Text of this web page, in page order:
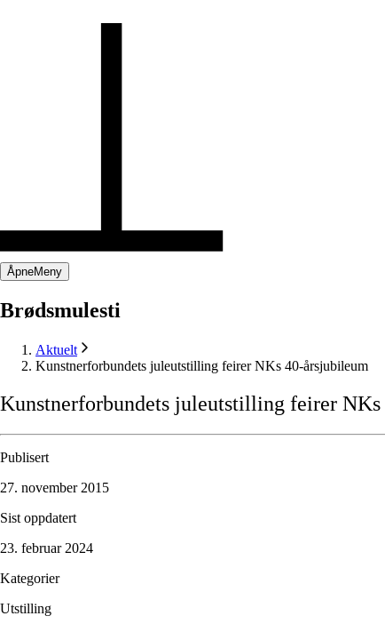
ÅpneMeny
Brødsmulesti
Aktuelt
Kunstnerforbundets juleutstilling feirer NKs 40-årsjubileum
Kunstnerforbundets juleutstilling feirer NKs
Publisert
27. november 2015
Sist oppdatert
23. februar 2024
Kategorier
Utstilling